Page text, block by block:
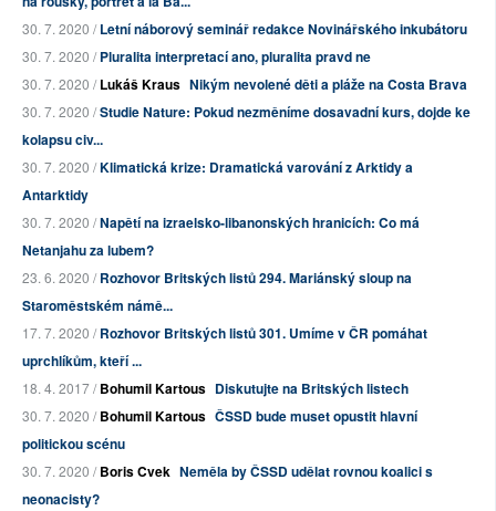
30. 7. 2020 /Letní náborový seminář redakce Novinářského inkubátoru
30. 7. 2020 /Pluralita interpretací ano, pluralita pravd ne
30. 7. 2020 /Lukáš Kraus Nikým nevolené děti a pláže na Costa Brava
30. 7. 2020 /Studie Nature: Pokud nezměníme dosavadní kurs, dojde ke
kolapsu civ...
30. 7. 2020 /Klimatická krize: Dramatická varování z Arktidy a
Antarktidy
30. 7. 2020 /Napětí na izraelsko-libanonských hranicích: Co má
Netanjahu za lubem?
23. 6. 2020 /Rozhovor Britských listů 294. Mariánský sloup na
Staroměstském námě...
17. 7. 2020 /Rozhovor Britských listů 301. Umíme v ČR pomáhat
uprchlíkům, kteří ...
18. 4. 2017 /Bohumil Kartous Diskutujte na Britských listech
30. 7. 2020 /Bohumil Kartous ČSSD bude muset opustit hlavní
politickou scénu
30. 7. 2020 /Boris Cvek Neměla by ČSSD udělat rovnou koalici s
neonacisty?